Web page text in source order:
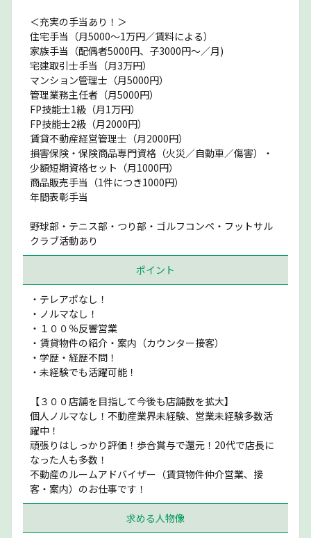
＜充実の手当あり！＞
住宅手当（月5000〜1万円／賃料による）
家族手当（配偶者5000円、子3000円〜／月)
宅建取引士手当（月3万円）
マンション管理士（月5000円）
管理業務主任者（月5000円）
FP技能士1級（月1万円）
FP技能士2級（月2000円）
賃貸不動産経営管理士（月2000円）
損害保険・保険商品専門資格（火災／自動車／傷害）・
少額短期資格セット（月1000円）
商品販売手当（1件につき1000円）
年間表彰手当
野球部・テニス部・つり部・ゴルフコンペ・フットサル
クラブ活動あり
ポイント
・テレアポなし！
・ノルマなし！
・１００％反響営業
・賃貸物件の紹介・案内（カウンター接客）
・学歴・経歴不問！
・未経験でも活躍可能！
【３００店舗を目指して今後も店舗数を拡大】
個人ノルマなし！不動産業界未経験、営業未経験多数活
躍中！
頑張りはしっかり評価！歩合賞与で還元！20代で店長に
なった人も多数！
不動産のルームアドバイザー（賃貸物件仲介営業、接
客・案内）のお仕事です！
求める人物像